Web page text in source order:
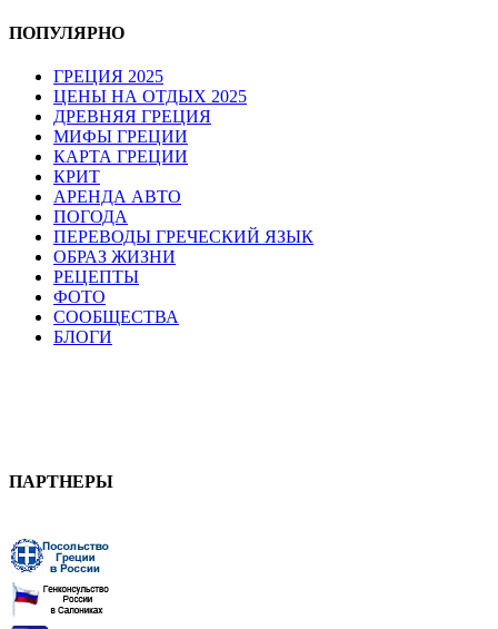
ПОПУЛЯРНО
ГРЕЦИЯ 2025
ЦЕНЫ НА ОТДЫХ 2025
ДРЕВНЯЯ ГРЕЦИЯ
МИФЫ ГРЕЦИИ
КАРТА ГРЕЦИИ
КРИТ
АРЕНДА АВТО
ПОГОДА
ПЕРЕВОДЫ ГРЕЧЕСКИЙ ЯЗЫК
ОБРАЗ ЖИЗНИ
РЕЦЕПТЫ
ФОТО
СООБЩЕСТВА
БЛОГИ
ПАРТНЕРЫ